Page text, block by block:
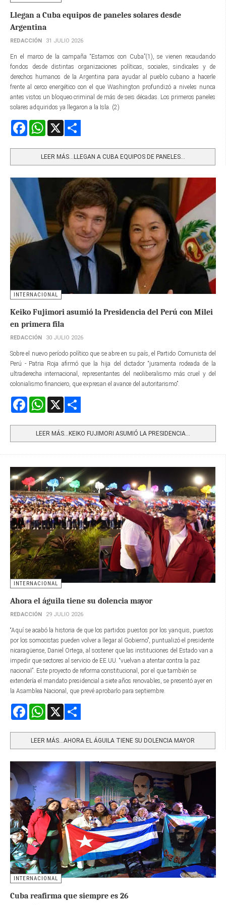
Llegan a Cuba equipos de paneles solares desde
Argentina
REDACCIÓN 31 JULIO 2026
En el marco de la campaña “Estamos con Cuba”(1), se vienen recaudando
fondos desde distintas organizaciones políticas, sociales, sindicales y de
derechos humanos de la Argentina para ayudar al pueblo cubano a hacerle
frente al cerco energético con el que Washington profundizó a niveles nunca
antes vistos un bloqueo criminal de más de seis décadas. Los primeros paneles
solares adquiridos ya llegaron a la Isla. (2)
FacebookWhatsApp
LEER MÁS…LLEGAN A CUBA EQUIPOS DE PANELES...
INTERNACIONAL
Keiko Fujimori asumió la Presidencia del Perú con Milei
en primera fila
REDACCIÓN 30 JULIO 2026
Sobre el nuevo período político que se abre en su país, el Partido Comunista del
Perú - Patria Roja afirmó que la hija del dictador “juramenta rodeada de la
ultraderecha internacional, representantes del neoliberalismo más cruel y del
colonialismo financiero, que expresan el avance del autoritarismo”.
FacebookWhatsApp
LEER MÁS…KEIKO FUJIMORI ASUMIÓ LA PRESIDENCIA...
INTERNACIONAL
Ahora el águila tiene su dolencia mayor
REDACCIÓN 29 JULIO 2026
“Aquí se acabó la historia de que los partidos puestos por los yanquis, puestos
por los somocistas pueden volver a llegar al Gobierno”, puntualizó el presidente
nicaragüense, Daniel Ortega, al sostener que las instituciones del Estado van a
impedir que sectores al servicio de EE.UU. “vuelvan a atentar contra la paz
nacional”. Este proyecto de reforma constitucional, por el que también se
extendería el mandato presidencial a siete años renovables, se presentó ayer en
la Asamblea Nacional, que prevé aprobarlo para septiembre.
FacebookWhatsApp
LEER MÁS…AHORA EL ÁGUILA TIENE SU DOLENCIA MAYOR
INTERNACIONAL
Cuba reafirma que siempre es 26